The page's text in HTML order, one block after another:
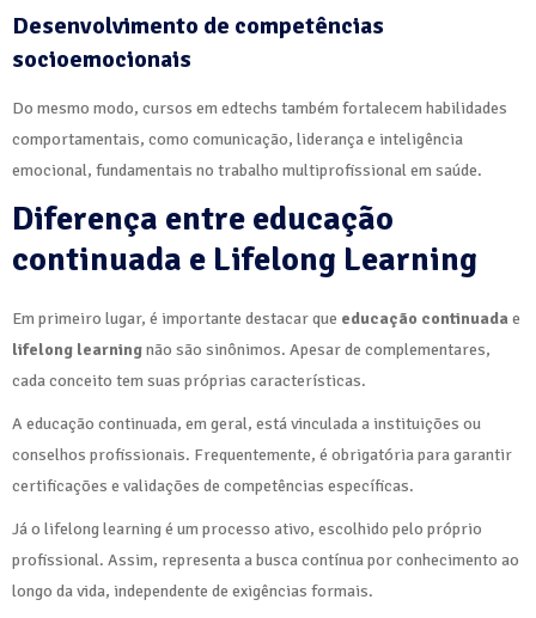
Desenvolvimento de competências
socioemocionais
Do mesmo modo, cursos em edtechs também fortalecem habilidades
comportamentais, como comunicação, liderança e inteligência
emocional, fundamentais no trabalho multiprofissional em saúde.
Diferença entre educação
continuada e Lifelong Learning
Em primeiro lugar, é importante destacar que educação continuada e
lifelong learningnão são sinônimos. Apesar de complementares,
cada conceito tem suas próprias características.
A educação continuada, em geral, está vinculada a instituições ou
conselhos profissionais. Frequentemente, é obrigatória para garantir
certificações e validações de competências específicas.
Já o lifelong learning é um processo ativo, escolhido pelo próprio
profissional. Assim, representa a busca contínua por conhecimento ao
longo da vida, independente de exigências formais.